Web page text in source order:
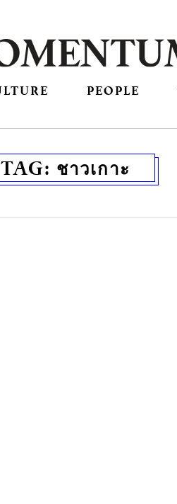
PEOPLE
TAG: ชาวเกาะ